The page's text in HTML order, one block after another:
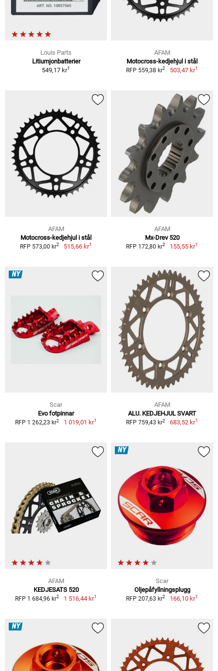
Louis Parts
Litiumjonbatterier
549,17 kr1
AFAM
Motocross-kedjehjul i stål
RFP 559,38 kr2 503,47 kr1
AFAM
Motocross-kedjehjul i stål
RFP 573,00 kr2 515,66 kr1
AFAM
Mx-Drev 520
RFP 172,80 kr2 155,55 kr1
NY
Scar
Evo fotpinnar
RFP 1 262,23 kr2 1 019,01 kr1
AFAM
ALU. KEDJEHJUL SVART
RFP 759,43 kr2 683,52 kr1
AFAM
KEDJESATS 520
RFP 1 684,96 kr2 1 516,44 kr1
NY
Scar
Oljepåfyllningsplugg
RFP 207,63 kr2 166,10 kr1
NY